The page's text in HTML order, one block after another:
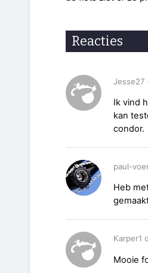
Reacties
Jesse27
Ik vind
kan
condor.
paul-
Heb
Karper1
Mooie